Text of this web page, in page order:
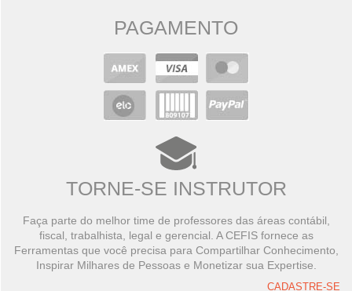
PAGAMENTO
TORNE-SE INSTRUTOR
Faça parte do melhor time de professores das áreas contábil,
fiscal, trabalhista, legal e gerencial. A CEFIS fornece as
Ferramentas que você precisa para Compartilhar Conhecimento,
Inspirar Milhares de Pessoas e Monetizar sua Expertise.
CADASTRE-SE